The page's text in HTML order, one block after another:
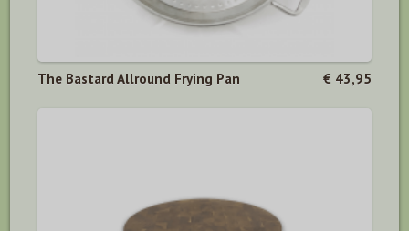
The Bastard Allround Frying Pan € 43,95